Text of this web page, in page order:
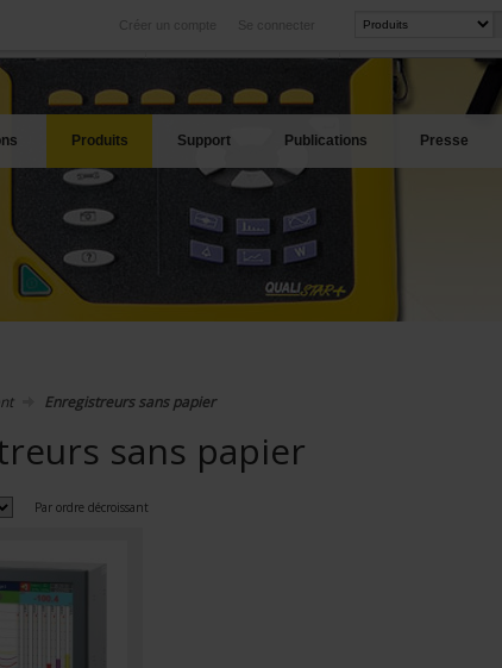
Se connecter
Créer un compte
à l'étranger
Nos meilleures offres
Produits Support Publications Presse
Enregistreurs sans papier
sans papier
Par ordre décroissant